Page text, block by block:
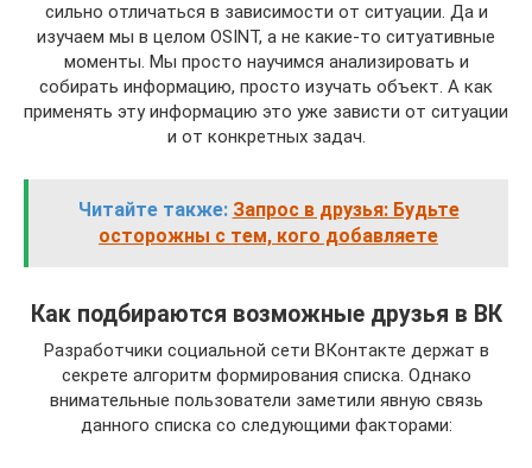
сильно отличаться в зависимости от ситуации. Да и
изучаем мы в целом OSINT, а не какие-то ситуативные
моменты. Мы просто научимся анализировать и
собирать информацию, просто изучать объект. А как
применять эту информацию это уже зависти от ситуации
и от конкретных задач.
Читайте также: Запрос в друзья: Будьте
осторожны с тем, кого добавляете
Как подбираются возможные друзья в ВК
Разработчики социальной сети ВКонтакте держат в
секрете алгоритм формирования списка. Однако
внимательные пользователи заметили явную связь
данного списка со следующими факторами: